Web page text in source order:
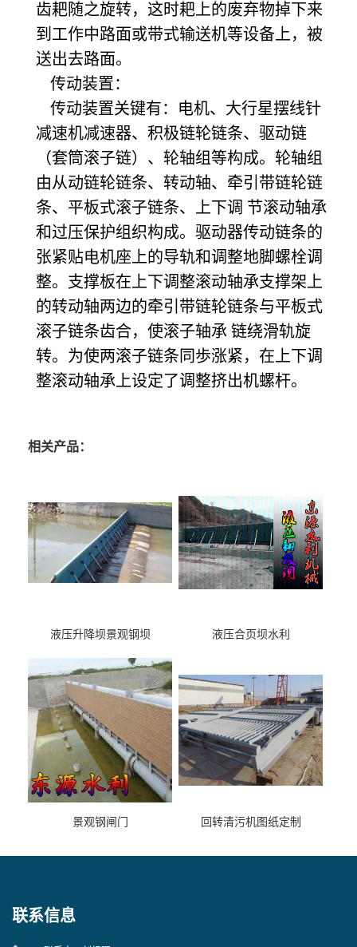
齿耙随之旋转，这时耙上的废弃物掉下来
到工作中路面或带式输送机等设备上，被
送出去路面。
传动装置：
传动装置关键有：电机、大行星摆线针
减速机减速器、积极链轮链条、驱动链
（套筒滚子链）、轮轴组等构成。轮轴组
由从动链轮链条、转动轴、牵引带链轮链
条、平板式滚子链条、上下调 节滚动轴承
和过压保护组织构成。驱动器传动链条的
张紧贴电机座上的导轨和调整地脚螺栓调
整。支撑板在上下调整滚动轴承支撑架上
的转动轴两边的牵引带链轮链条与平板式
滚子链条齿合，使滚子轴承 链绕滑轨旋
转。为使两滚子链条同歩涨紧，在上下调
整滚动轴承上设定了调整挤出机螺杆。
相关产品：
液压升降坝景观钢坝 液压合页坝水利
景观钢闸门 回转清污机图纸定制
联系信息